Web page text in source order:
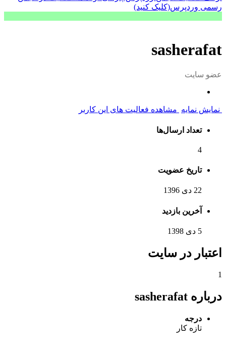
رسمی وردپرس(کلیک کنید)
sasherafat
عضو سایت
نمایش نمایه مشاهده فعالیت های این کاربر
تعداد ارسال‌ها
4
تاریخ عضویت
22 دی 1396
آخرین بازدید
5 دی 1398
اعتبار در سایت
1
درباره sasherafat
درجه
تازه کار